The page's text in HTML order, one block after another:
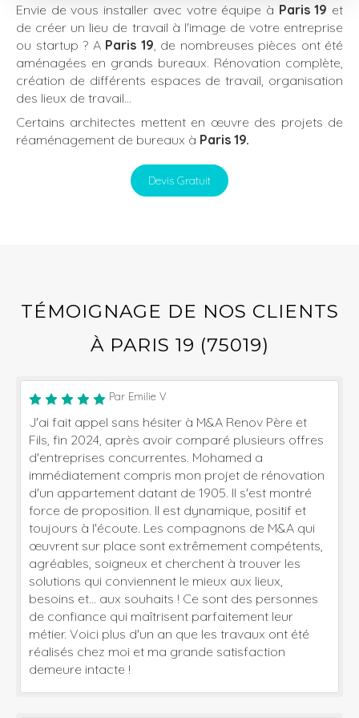
Envie de vous installer avec votre équipe à Paris 19 et
de créer un lieu de travail à l'image de votre entreprise
ou startup ? A Paris 19 , de nombreuses pièces ont été
aménagées en grands bureaux. Rénovation complète,
création de différents espaces de travail, organisation
des lieux de travail...
Certains architectes mettent en œuvre des projets de
réaménagement de bureaux à Paris 19.
Devis Gratuit
TÉMOIGNAGE DE NOS CLIENTS
À PARIS 19 (75019)
Par Emilie V
J'ai fait appel sans hésiter à M&A Renov Père et
Fils, fin 2024, après avoir comparé plusieurs offres
d'entreprises concurrentes. Mohamed a
immédiatement compris mon projet de rénovation
d'un appartement datant de 1905. Il s'est montré
force de proposition. Il est dynamique, positif et
toujours à l'écoute. Les compagnons de M&A qui
œuvrent sur place sont extrêmement compétents,
agréables, soigneux et cherchent à trouver les
solutions qui conviennent le mieux aux lieux,
besoins et... aux souhaits ! Ce sont des personnes
de confiance qui maîtrisent parfaitement leur
métier. Voici plus d'un an que les travaux ont été
réalisés chez moi et ma grande satisfaction
demeure intacte !